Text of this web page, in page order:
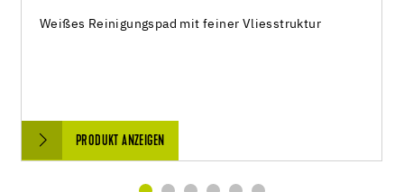
Weißes Reinigungspad mit feiner Vliesstruktur
PRODUKT ANZEIGEN